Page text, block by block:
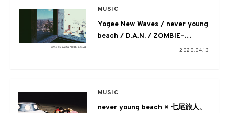
MUSIC
Yogee New Waves / never young
beach / D.A.N. / ZOMBIE-
CHANGが所属するBAYON
レイリストが公開
2020.04.13
MUSIC
never young beach × 七尾旅人、